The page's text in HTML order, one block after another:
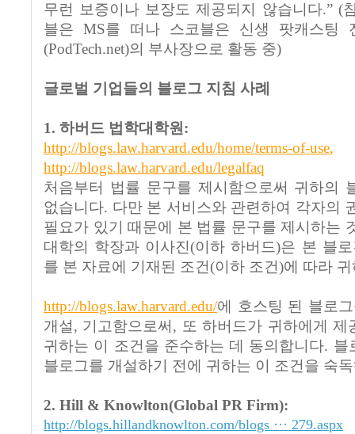
무런 보증이나 보장도 제공되지 않습니다.” (
블은 MS를 떠나 스코블은 신생 팟캐스팅
(PodTech.net)의 부사장으로 활동 중)
글로벌 기업들의 블로그 지침 사례
1. 하버드 법학대학원:
http://blogs.law.harvard.edu/home/terms-of-use,
http://blogs.law.harvard.edu/legalfaq
처음부터 법률 문구를 제시함으로써 귀하의
없습니다. 다만 본 서비스와 관련하여 각자의
필요가 있기 때문에 본 법률 문구를 제시하는
대학의 학장과 이사진(이하 하버드)은 본 블
를 본 자료에 기재된 조건(이하 조건)에 따라
http://blogs.law.harvard.edu/에 호스팅 된 블로
개설, 기고함으로써, 또 하버드가 귀하에게 제
귀하는 이 조건을 준수하는 데 동의합니다. 블
블로그를 개설하기 전에 귀하는 이 조건을 숙
2. Hill & Knowlton(Global PR Firm):
http://blogs.hillandknowlton.com/blogs ··· 279.aspx